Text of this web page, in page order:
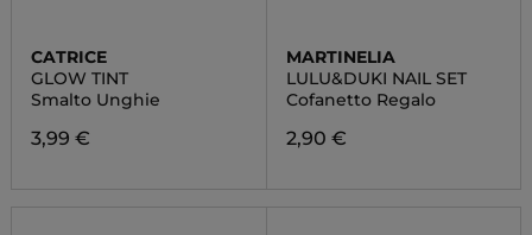
CATRICE
GLOW TINT
Smalto Unghie
3,99 €
MARTINELIA
LULU&DUKI NAIL SET
Cofanetto Regalo
2,90 €